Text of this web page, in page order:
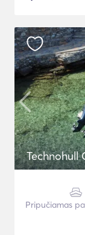
Technohull
Pripučiamas